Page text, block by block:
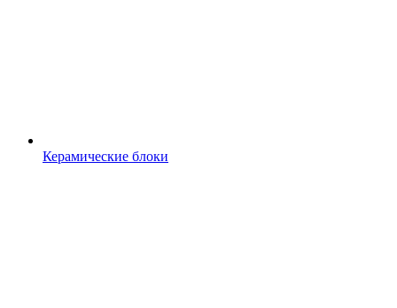
Керамические блоки